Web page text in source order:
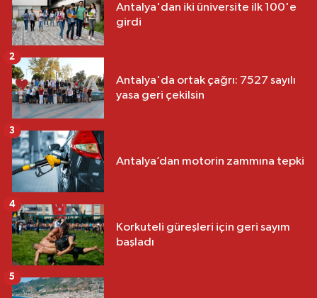
Antalya'dan iki üniversite ilk 100'e
girdi
Antalya'da ortak çağrı: 7527 sayılı
yasa geri çekilsin
2
Antalya’dan motorin zammına tepki
3
Korkuteli güreşleri için geri sayım
başladı
4
5